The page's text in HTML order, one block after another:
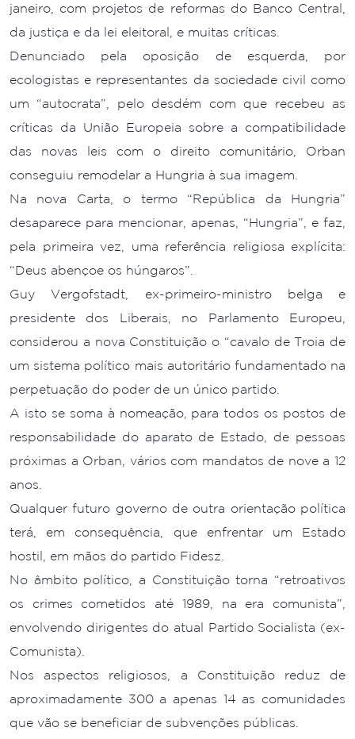
janeiro, com projetos de reformas do Banco Central,
da justiça e da lei eleitoral, e muitas críticas.
Denunciado pela oposição de esquerda, por
ecologistas e representantes da sociedade civil como
um “autocrata”, pelo desdém com que recebeu as
críticas da União Europeia sobre a compatibilidade
das novas leis com o direito comunitário, Orban
conseguiu remodelar a Hungria à sua imagem.
Na nova Carta, o termo “República da Hungria”
desaparece para mencionar, apenas, “Hungria”, e faz,
pela primeira vez, uma referência religiosa explícita:
“Deus abençoe os húngaros”.
Guy Vergofstadt, ex-primeiro-ministro belga e
presidente dos Liberais, no Parlamento Europeu,
considerou a nova Constituição o “cavalo de Troia de
um sistema político mais autoritário fundamentado na
perpetuação do poder de un único partido.
A isto se soma à nomeação, para todos os postos de
responsabilidade do aparato de Estado, de pessoas
próximas a Orban, vários com mandatos de nove a 12
anos.
Qualquer futuro governo de outra orientação política
terá, em consequência, que enfrentar um Estado
hostil, em mãos do partido Fidesz.
No âmbito político, a Constituição torna “retroativos
os crimes cometidos até 1989, na era comunista”,
envolvendo dirigentes do atual Partido Socialista (ex-
Comunista).
Nos aspectos religiosos, a Constituição reduz de
aproximadamente 300 a apenas 14 as comunidades
que vão se beneficiar de subvenções públicas.